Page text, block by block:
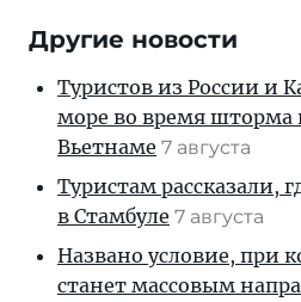
Другие новости
Туристов из России и
море во время шторма
Вьетнаме 7 августа
Туристам рассказали,
в Стамбуле 7 августа
Названо условие, при
станет массовым